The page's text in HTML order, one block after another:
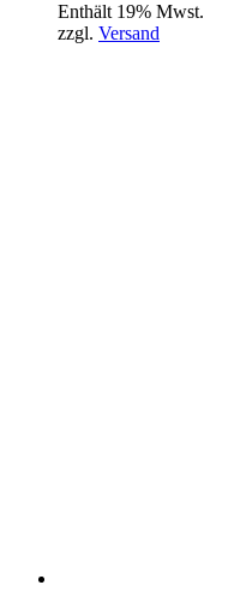
Enthält 19% Mwst.
zzgl. Versand